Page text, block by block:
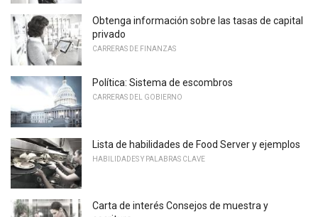
Obtenga información sobre las tasas de capital
privado
CARRERAS DE FINANZAS
Política: Sistema de escombros
CARRERAS DEL GOBIERNO
Lista de habilidades de Food Server y ejemplos
HABILIDADES Y PALABRAS CLAVE
Carta de interés Consejos de muestra y